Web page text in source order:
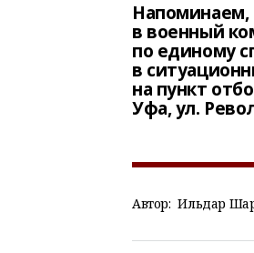
Напоминаем,
в военный
по единому
в
на пункт
Уфа, ул.
Автор: Ильдар